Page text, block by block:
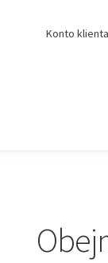
Konto klienta